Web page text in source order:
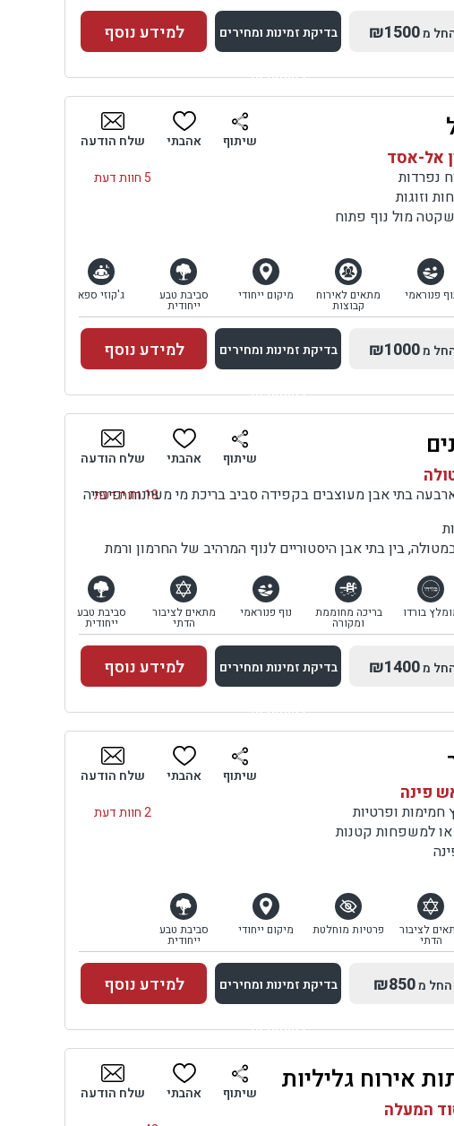
מ₪1500 בדיקת זמינות ומחירים
למתחם זה
בדיקת זמינות ומחירים
למידע נוסף
אל-אסד
5 חוות דעת
וזוגות
שקטה מול נוף פתוח
שיתוף אהבתי שלח הודעה
פנוראמי מתאים לאירוח
קבוצות
מיקום ייחודי סביבת טבע
ייחודית
ג'קוזי ספא
מ₪1000 בדיקת זמינות ומחירים
למתחם זה
בדיקת זמינות ומחירים
למידע נוסף
18 חוות דעת
בתי אבן מעוצבים בקפידה סביב בריכת מי מעיינות יפיפייה
בין בתי אבן היסטוריים לנוף המרהיב של החרמון ורמת
שיתוף אהבתי שלח הודעה
בורדו בריכה מחוממת
ומקורה
נוף פנוראמי מתאים לציבור
הדתי
סביבת טבע
ייחודית
מ₪1400 בדיקת זמינות ומחירים
למתחם זה
בדיקת זמינות ומחירים
למידע נוסף
פינה
2 חוות דעת
ופרטיות
או למשפחות קטנות
שיתוף אהבתי שלח הודעה
לציבור
הדתי
פרטיות מוחלטת מיקום ייחודי סביבת טבע
ייחודית
החל מ₪850 בדיקת זמינות ומחירים
למתחם זה
בדיקת זמינות ומחירים
למידע נוסף
אירוח גליליות
המעלה
שיתוף אהבתי שלח הודעה